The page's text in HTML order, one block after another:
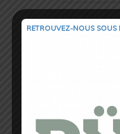
RETROUVEZ-NOUS